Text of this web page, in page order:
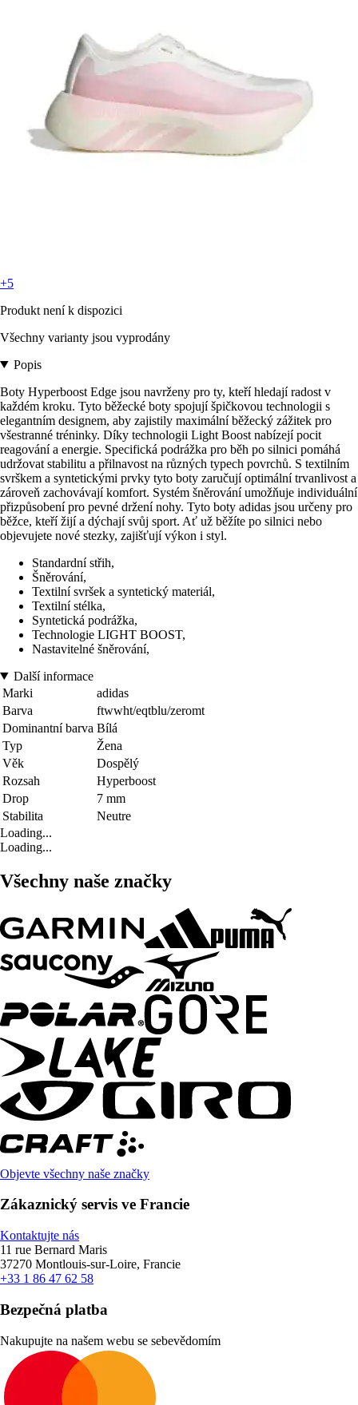
+5
Produkt není k dispozici
Všechny varianty jsou vyprodány
Popis
Boty Hyperboost Edge jsou navrženy pro ty, kteří hledají radost v
každém kroku. Tyto běžecké boty spojují špičkovou technologii s
elegantním designem, aby zajistily maximální běžecký zážitek pro
všestranné tréninky. Díky technologii Light Boost nabízejí pocit
reagování a energie. Specifická podrážka pro běh po silnici pomáhá
udržovat stabilitu a přilnavost na různých typech povrchů. S textilním
svrškem a syntetickými prvky tyto boty zaručují optimální trvanlivost a
zároveň zachovávají komfort. Systém šněrování umožňuje individuální
přizpůsobení pro pevné držení nohy. Tyto boty adidas jsou určeny pro
běžce, kteří žijí a dýchají svůj sport. Ať už běžíte po silnici nebo
objevujete nové stezky, zajišťují výkon i styl.
Standardní střih,
Šněrování,
Textilní svršek a syntetický materiál,
Textilní stélka,
Syntetická podrážka,
Technologie LIGHT BOOST,
Nastavitelné šněrování,
Další informace
Marki
adidas
Barva
ftwwht/eqtblu/zeromt
Dominantní barva Bílá
Typ
Žena
Věk
Dospělý
Rozsah
Hyperboost
Drop
7 mm
Stabilita
Neutre
Loading...
Loading...
Všechny naše značky
Objevte všechny naše značky
Zákaznický servis ve Francie
Kontaktujte nás
11 rue Bernard Maris
37270 Montlouis-sur-Loire, Francie
+33 1 86 47 62 58
Bezpečná platba
Nakupujte na našem webu se sebevědomím